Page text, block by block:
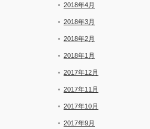
2018年4月
2018年3月
2018年2月
2018年1月
2017年12月
2017年11月
2017年10月
2017年9月